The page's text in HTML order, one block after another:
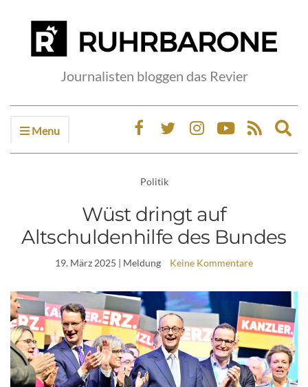
Journalisten bloggen das Revier
Menu
Politik
Wüst dringt auf
Altschuldenhilfe des Bundes
19. März 2025 | Meldung Keine Kommentare